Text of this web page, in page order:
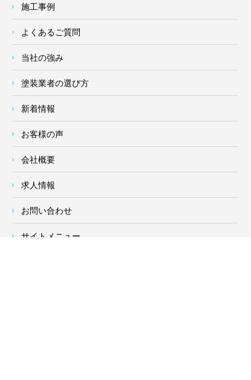
施工事例
よくあるご質問
当社の強み
塗装業者の選び方
新着情報
お客様の声
会社概要
求人情報
お問い合わせ
サイトメニュー